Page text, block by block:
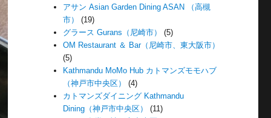
アサン Asian Garden Dining ASAN （高槻
市）
(19)
グラース Gurans（尼崎市）
(5)
OM Restaurant ＆ Bar（尼崎市、東大阪市）
(5)
Kathmandu MoMo Hub カトマンズモモハブ
（神戸市中央区）
(4)
カトマンズダイニング Kathmandu
Dining（神戸市中央区）
(11)